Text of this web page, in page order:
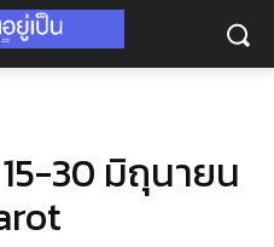
30 มิถุนายน